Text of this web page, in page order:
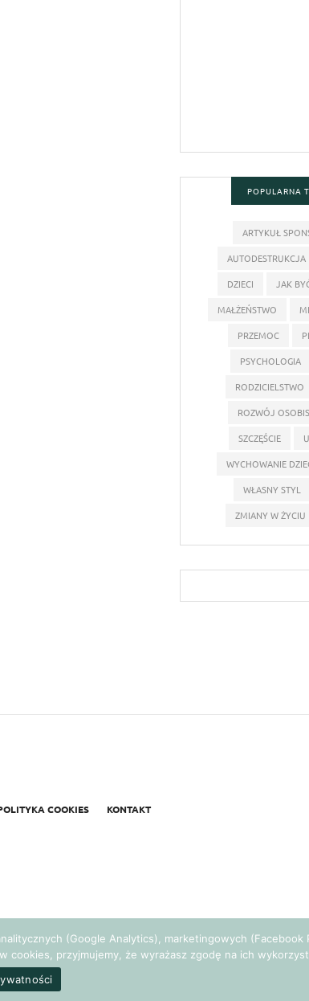
POPULARNA
ARTYKUŁ
AUTODESTRUKCJA
DZIECI
JAK
MAŁŻEŃSTWO
PRZEMOC
PSYCHOLOGIA
RODZICIELSTWO
ROZWÓJ
SZCZĘŚCIE
WYCHOWANIE
WŁASNY STYL
ZMIANY W ŻYCIU
COOKIES KONTAKT
(Google Analytics), marketingowych (Facebook
cookies, przyjmujemy, że wyrażasz zgodę na ich